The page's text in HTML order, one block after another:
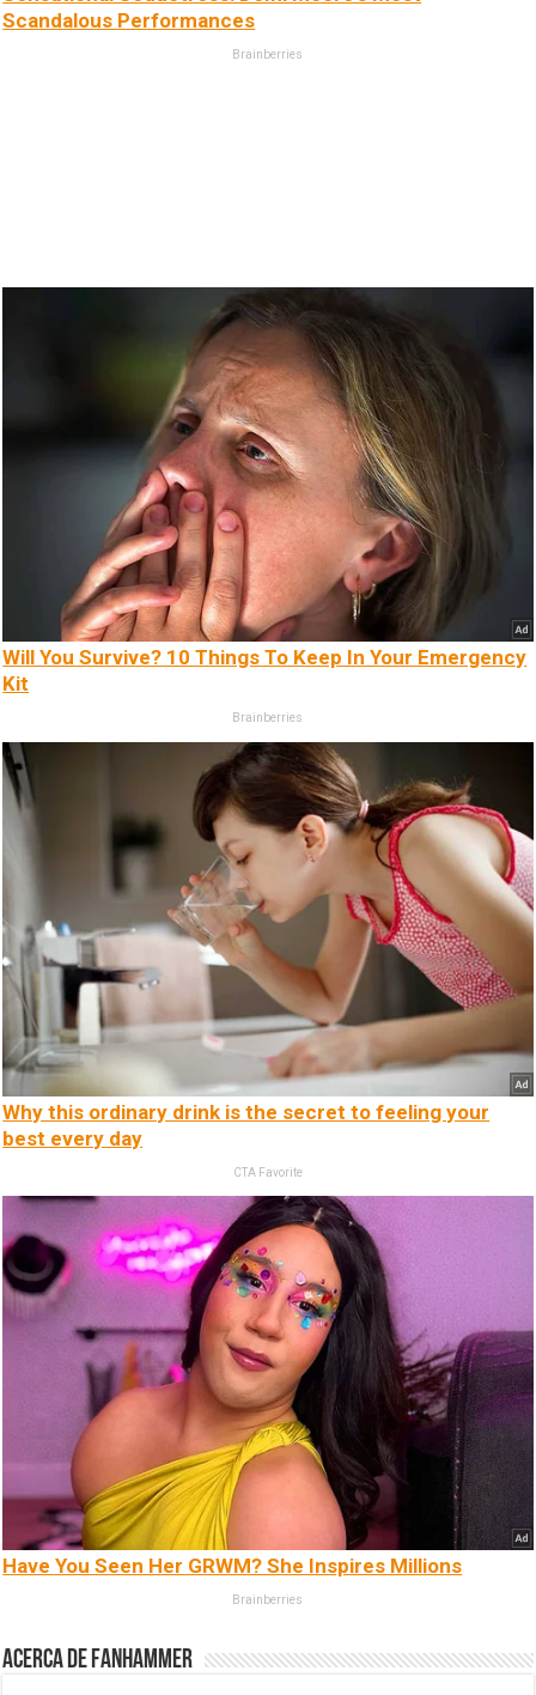
Scandalous Performances
Brainberries
Will You Survive? 10 Things To Keep In Your Emergency
Kit
Brainberries
Why this ordinary drink is the secret to feeling your
best every day
CTA Favorite
Have You Seen Her GRWM? She Inspires Millions
Brainberries
Acerca de fanhammer